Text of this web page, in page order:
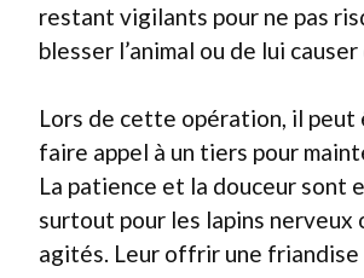
restant vigilants pour ne pas
blesser l’animal ou de lui causer
Lors de cette opération, il
faire appel à un tiers pour
La patience et la douceur sont
surtout pour les lapins nerveux
agités. Leur offrir une friandise